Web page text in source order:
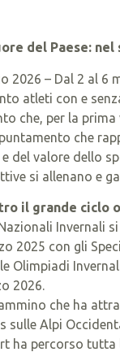
del Paese:
2026 – Dal 2 al
atleti con e
che, per la
che
del valore dello
si allenano e
il grande ciclo
Invernali
2025 con gli
Olimpiadi
2026.
che ha
sulle Alpi
ha percorso tutta